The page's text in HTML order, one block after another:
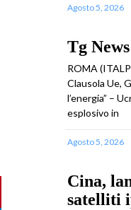
Agosto 5, 2026
Tg
ROMA
Clausola Ue,
l’energia” –
esplosivo in
Agosto 5, 2026
Cina,
satelliti